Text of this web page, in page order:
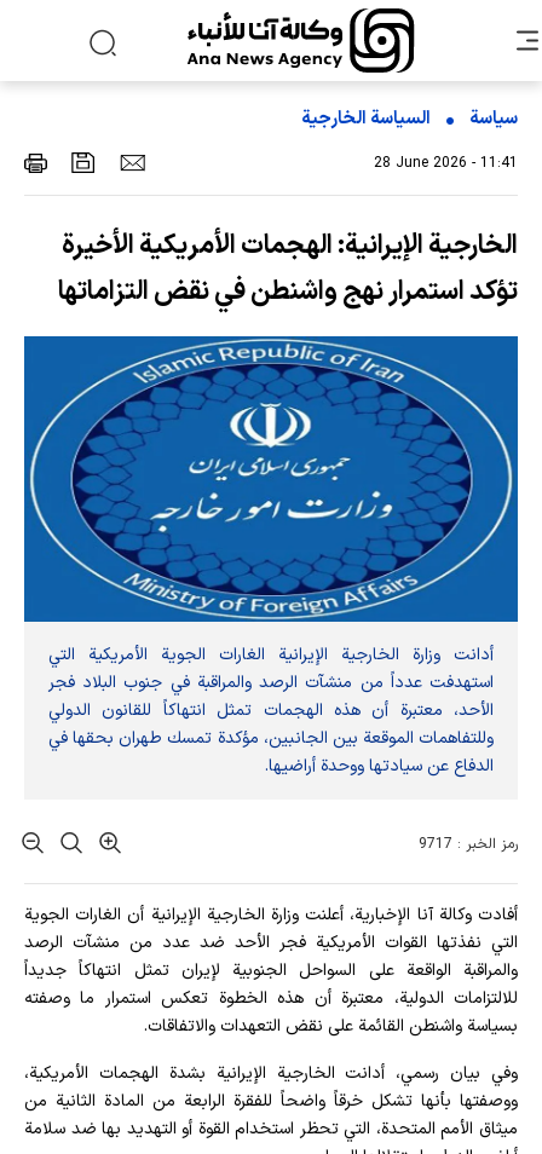
سياسة السیاسة الخارجیة
28 June 2026 - 11:41
الخارجية الإيرانية: الهجمات الأمريكية الأخيرة
تؤكد استمرار نهج واشنطن في نقض التزاماتها
أدانت وزارة الخارجية الإيرانية الغارات الجوية الأمريكية التي
استهدفت عدداً من منشآت الرصد والمراقبة في جنوب البلاد فجر
الأحد، معتبرة أن هذه الهجمات تمثل انتهاكاً للقانون الدولي
وللتفاهمات الموقعة بين الجانبين، مؤكدة تمسك طهران بحقها في
الدفاع عن سيادتها ووحدة أراضيها.
رمز الخبر : 9717
أفادت وکالة آنا الإخباریة، أعلنت وزارة الخارجية الإيرانية أن الغارات الجوية
التي نفذتها القوات الأمريكية فجر الأحد ضد عدد من منشآت الرصد
والمراقبة الواقعة على السواحل الجنوبية لإيران تمثل انتهاكاً جديداً
للالتزامات الدولية، معتبرة أن هذه الخطوة تعكس استمرار ما وصفته
بسياسة واشنطن القائمة على نقض التعهدات والاتفاقات.
وفي بيان رسمي، أدانت الخارجية الإيرانية بشدة الهجمات الأمريكية،
ووصفتها بأنها تشكل خرقاً واضحاً للفقرة الرابعة من المادة الثانية من
ميثاق الأمم المتحدة، التي تحظر استخدام القوة أو التهديد بها ضد سلامة